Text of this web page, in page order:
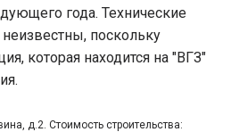
года. Технические
неизвестны, поскольку
которая находится на "ВГЗ"
д.2. Стоимость строительства: